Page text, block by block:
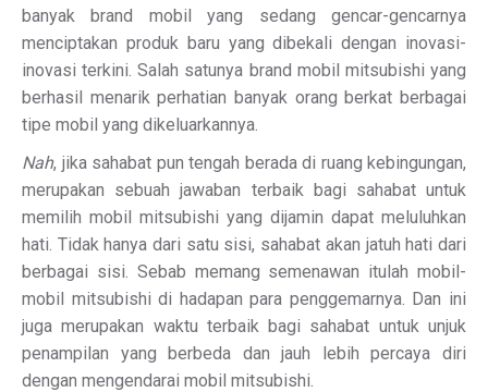
banyak brand mobil yang sedang gencar-gencarnya
menciptakan produk baru yang dibekali dengan inovasi-
inovasi terkini. Salah satunya brand mobil mitsubishi yang
berhasil menarik perhatian banyak orang berkat berbagai
tipe mobil yang dikeluarkannya.
Nah, jika sahabat pun tengah berada di ruang kebingungan,
merupakan sebuah jawaban terbaik bagi sahabat untuk
memilih mobil mitsubishi yang dijamin dapat meluluhkan
hati. Tidak hanya dari satu sisi, sahabat akan jatuh hati dari
berbagai sisi. Sebab memang semenawan itulah mobil-
mobil mitsubishi di hadapan para penggemarnya. Dan ini
juga merupakan waktu terbaik bagi sahabat untuk unjuk
penampilan yang berbeda dan jauh lebih percaya diri
dengan mengendarai mobil mitsubishi.